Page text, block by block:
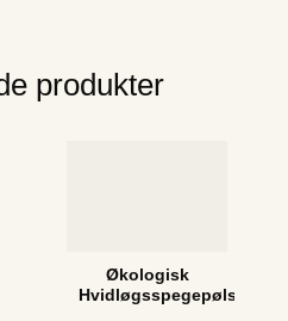
produkter
Økologisk
Hvidløgsspegepølse